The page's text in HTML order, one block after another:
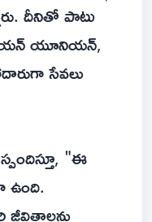
దీనితో పాటు
యూనియన్,
సేవలు
"ఈ
ఉంది.